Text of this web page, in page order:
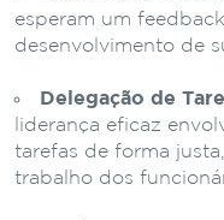
esperam um
desenvolvimento de
Delegação de
liderança eficaz
tarefas de forma
trabalho dos